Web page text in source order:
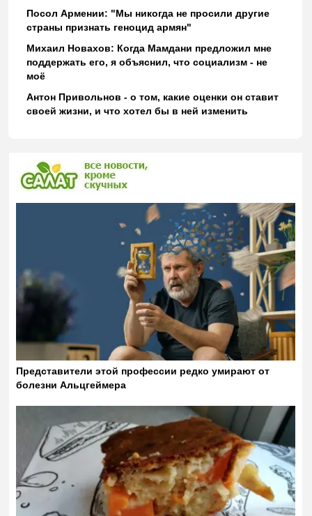
Посол Армении: "Мы никогда не просили другие
страны признать геноцид армян"
Михаил Новахов: Когда Мамдани предложил мне
поддержать его, я объяснил, что социализм - не
моё
Антон Привольнов - о том, какие оценки он ставит
своей жизни, и что хотел бы в ней изменить